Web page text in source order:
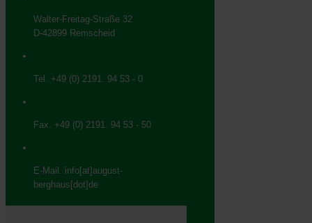
Walter-Freitag-Straße 32
D-42899 Remscheid
Tel. +49 (0) 2191. 94 53 - 0
Fax. +49 (0) 2191. 94 53 - 50
E-Mail. info[at]august-
berghaus[dot]de